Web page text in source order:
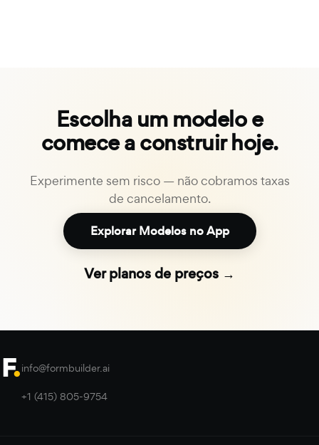
Escolha um modelo e
comece a construir hoje.
Experimente sem risco — não cobramos taxas
de cancelamento.
Explorar Modelos no App
Ver planos de preços →
info@formbuilder.ai
+1 (415) 805-9754